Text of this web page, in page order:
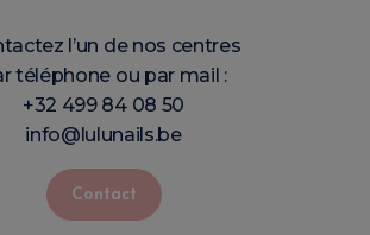
l’un de nos centres
téléphone ou par mail :
+32 499 84 08 50
info@lulunails.be
Contact